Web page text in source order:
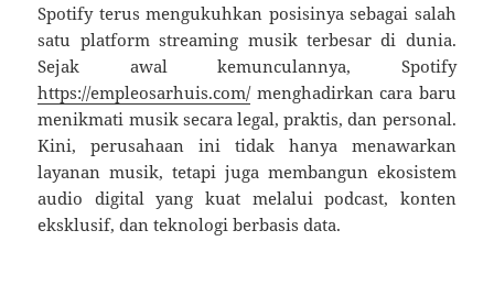
Spotify terus mengukuhkan posisinya sebagai salah
satu platform streaming musik terbesar di dunia.
Sejak awal kemunculannya, Spotify
https://empleosarhuis.com/menghadirkan cara baru
menikmati musik secara legal, praktis, dan personal.
Kini, perusahaan ini tidak hanya menawarkan
layanan musik, tetapi juga membangun ekosistem
audio digital yang kuat melalui podcast, konten
eksklusif, dan teknologi berbasis data.